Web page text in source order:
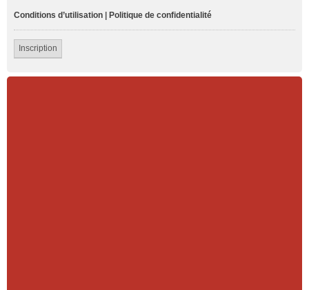
Conditions d’utilisation Politique de confidentialité
Inscription